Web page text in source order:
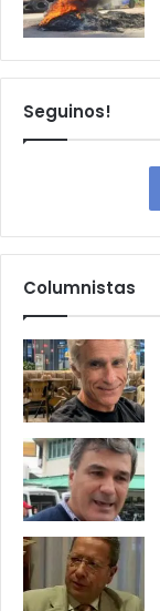
Seguinos!
Columnistas